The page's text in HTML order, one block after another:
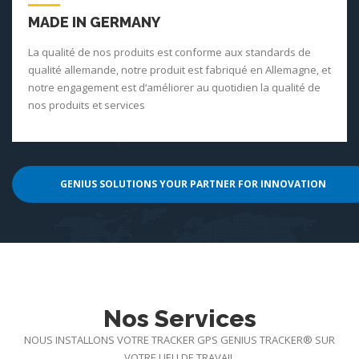
MADE IN GERMANY
La qualité de nos produits est conforme aux standards de
qualité allemande, notre produit est fabriqué en Allemagne, et
notre engagement est d‘améliorer au quotidien la qualité de
nos produits et services
GENIUS SOLUTIONS YOUR PARTNER FOR INNOVATION
Nos Services
NOUS INSTALLONS VOTRE TRACKER GPS GENIUS TRACKER® SUR